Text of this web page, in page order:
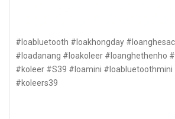
#loabluetooth #loakhongday
#loadanang #loakoleer #loanghethenho
#koleer #S39 #loamini #loabluetoothmini
#koleers39